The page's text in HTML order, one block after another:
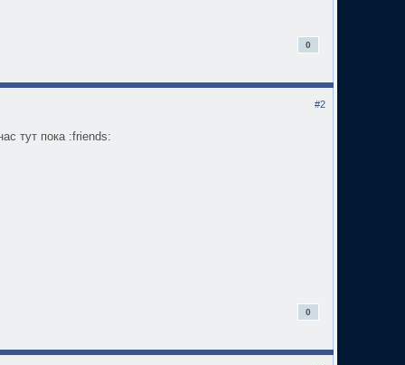
0
#2
тут пока :friends:
0